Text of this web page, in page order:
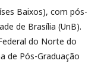
Baixos), com pós-
de Brasília (UnB).
do Norte do
de Pós-Graduação